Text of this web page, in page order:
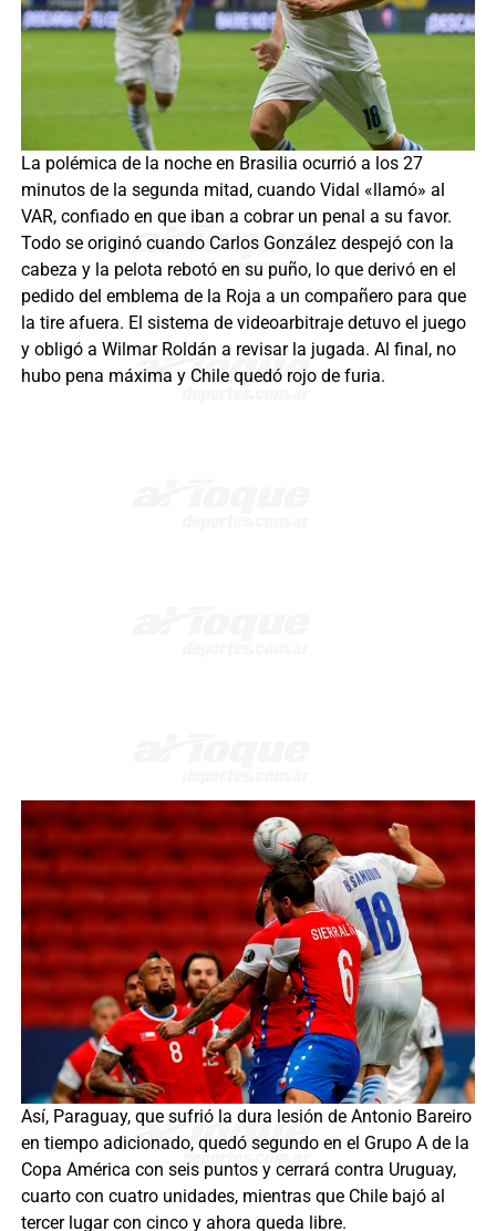
La polémica de la noche en Brasilia ocurrió a los 27
minutos de la segunda mitad, cuando Vidal «llamó» al
VAR, confiado en que iban a cobrar un penal a su favor.
Todo se originó cuando Carlos González despejó con la
cabeza y la pelota rebotó en su puño, lo que derivó en el
pedido del emblema de la Roja a un compañero para que
la tire afuera. El sistema de videoarbitraje detuvo el juego
y obligó a Wilmar Roldán a revisar la jugada. Al final, no
hubo pena máxima y Chile quedó rojo de furia.
Así, Paraguay, que sufrió la dura lesión de Antonio Bareiro
en tiempo adicionado, quedó segundo en el Grupo A de la
Copa América con seis puntos y cerrará contra Uruguay,
cuarto con cuatro unidades, mientras que Chile bajó al
tercer lugar con cinco y ahora queda libre.